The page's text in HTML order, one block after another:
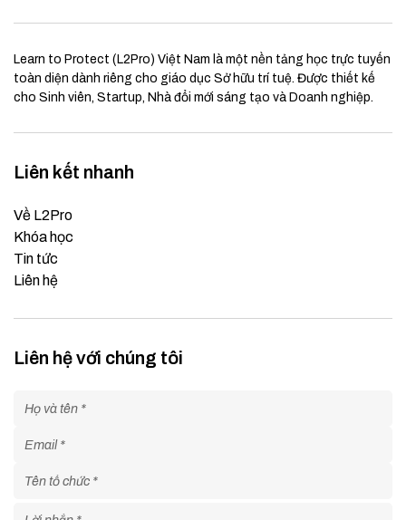
Learn to Protect (L2Pro) Việt Nam là một nền tảng học trực tuyến
toàn diện dành riêng cho giáo dục Sở hữu trí tuệ. Được thiết kế
cho Sinh viên, Startup, Nhà đổi mới sáng tạo và Doanh nghiệp.
Liên kết nhanh
Về L2Pro
Khóa học
Tin tức
Liên hệ
Liên hệ với chúng tôi